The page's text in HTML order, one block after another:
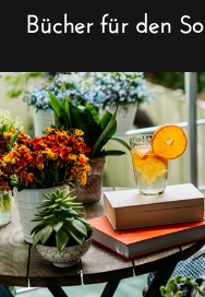
Bücher für den